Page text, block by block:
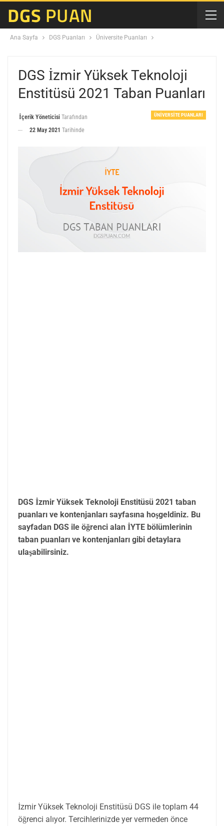
Ana Sayfa DGS Puanları Üniversite Puanları
DGS İzmir Yüksek Teknoloji
Enstitüsü 2021 Taban Puanları
ÜNIVERSITE PUANLARI
İçerik Yöneticisi Tarafından
22 May 2021 Tarihinde
DGS İzmir Yüksek Teknoloji Enstitüsü 2021 taban
puanları ve kontenjanları sayfasına hoşgeldiniz. Bu
sayfadan DGS ile öğrenci alan İYTE bölümlerinin
taban puanları ve kontenjanları gibi detaylara
ulaşabilirsiniz.
İzmir Yüksek Teknoloji Enstitüsü DGS ile toplam 44
öğrenci alıyor. Tercihlerinizde yer vermeden önce